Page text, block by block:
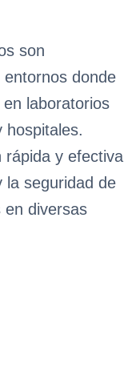
son
donde
laboratorios
hospitales.
rápida y efectiva
la seguridad de
en diversas